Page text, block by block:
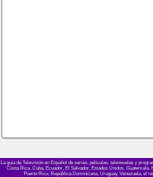
La guía de Televisión en Español de series, películas, telenovelas y
Costa Rica, Cuba, Ecuador, El Salvador, Estados Unidos, Guatemala,
Puerto Rico, República Dominicana, Uruguay, Venezuela, el